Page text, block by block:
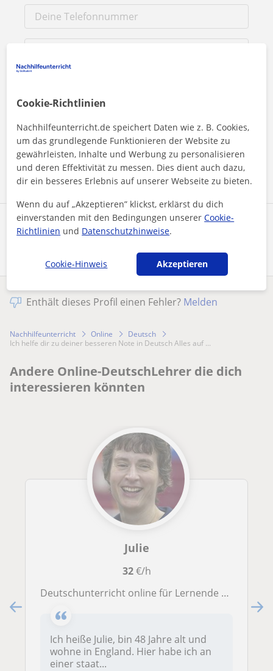
Profil teilen
unseremImpressumund unsererDatenschutzerklärung zu
Nachricht senden
Enthält dieses Profil einen Fehler? Melden
Nachhilfeunterricht Online
Deutsch
Ich helfe dir zu deiner besseren Note in Deutsch Alles auf ...
Andere Online-DeutschLehrer die dich
interessieren könnten
Julie
32€/h
Deutschunterricht online für Lernende aller Altersstufen und Niveaus
Ich heiße Julie, bin 48 Jahre alt und
wohne in England. Hier habe ich an
einer staat...
Cookie-Richtlinien
Nachhilfeunterricht.de speichert Daten wie z. B. Cookies,
um das grundlegende Funktionieren der Website zu
gewährleisten, Inhalte und Werbung zu personalisieren
und deren Effektivität zu messen. Dies dient auch dazu,
dir ein besseres Erlebnis auf unserer Webseite zu bieten.
Wenn du auf „Akzeptieren” klickst, erklärst du dich
einverstanden mit den Bedingungen unsererCookie-
Richtlinien und Datenschutzhinweise.
Cookie-Hinweis Akzeptieren